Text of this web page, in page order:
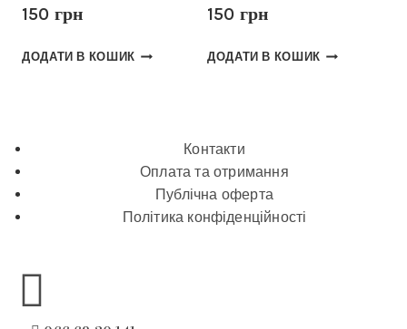
150 грн
ДОДАТИ В КОШИК
150 грн
ДОДАТИ В КОШИК
Контакти
Оплата та отримання
Публічна оферта
Політика конфіденційності